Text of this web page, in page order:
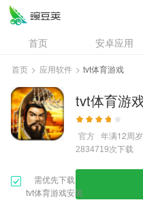
首页 安卓应用
资讯
专题
问答
首页 > 应用软件 > tvt体育游戏
tvt体育游
官方 年满12周岁
2834719次下载
需优先下载
tvt体育游戏安装